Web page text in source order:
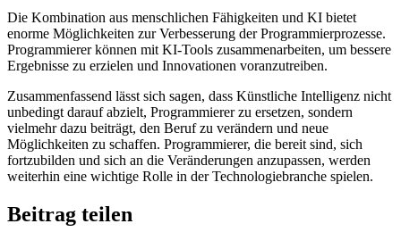
Die Kombination aus menschlichen Fähigkeiten und KI bietet
enorme Möglichkeiten zur Verbesserung der Programmierprozesse.
Programmierer können mit KI-Tools zusammenarbeiten, um bessere
Ergebnisse zu erzielen und Innovationen voranzutreiben.
Zusammenfassend lässt sich sagen, dass Künstliche Intelligenz nicht
unbedingt darauf abzielt, Programmierer zu ersetzen, sondern
vielmehr dazu beiträgt, den Beruf zu verändern und neue
Möglichkeiten zu schaffen. Programmierer, die bereit sind, sich
fortzubilden und sich an die Veränderungen anzupassen, werden
weiterhin eine wichtige Rolle in der Technologiebranche spielen.
Beitrag teilen